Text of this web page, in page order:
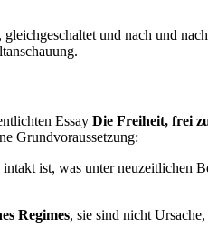
und nach und
Essay Die Freiheit, frei
Grundvoraussetzung:
ist, was unter neuzeitlichen
Regimes, sie sind nicht